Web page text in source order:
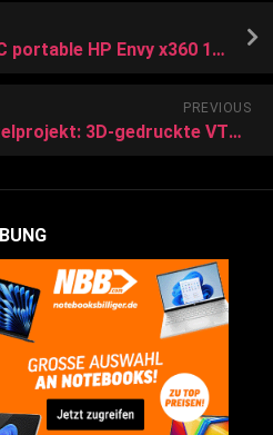
Test PC portable HP Envy x360 15 : un convertible taillé pour le multimédia
PREVIOUS
Bastelprojekt: 3D-gedruckte VTOL-Drohne fliegt knapp 210 km mit einer Ladung